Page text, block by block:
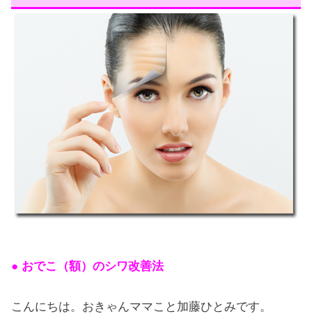
● おでこ（額）のシワ改善法
こんにちは。おきゃんママこと加藤ひとみです。